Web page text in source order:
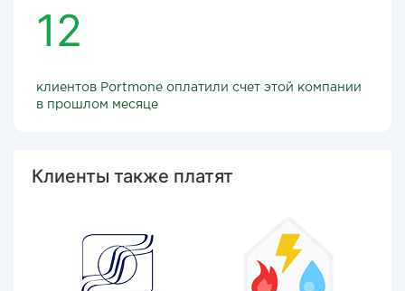
12
клиентов Portmone оплатили счет этой компании
в прошлом месяце
Клиенты также платят